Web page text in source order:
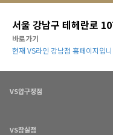
서울 강남구 테헤란로
바로가기
현재 VS라인 강남점 홈페이지입
VS압구정점
VS잠실점